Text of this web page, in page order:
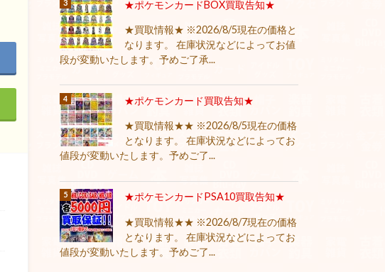
★ポケモンカードBOX買取告知★
★買取情報★ ※2026/8/5現在の価格と
なります。 在庫状況などによってお値
段が変動いたします。予めご了承...
★ポケモンカード買取告知★
★買取情報★★ ※2026/8/5現在の価格
となります。 在庫状況などによってお
値段が変動いたします。予めご了...
★ポケモンカードPSA10買取告知★
★買取情報★★ ※2026/8/7現在の価格
となります。 在庫状況などによってお
値段が変動いたします。予めご了...